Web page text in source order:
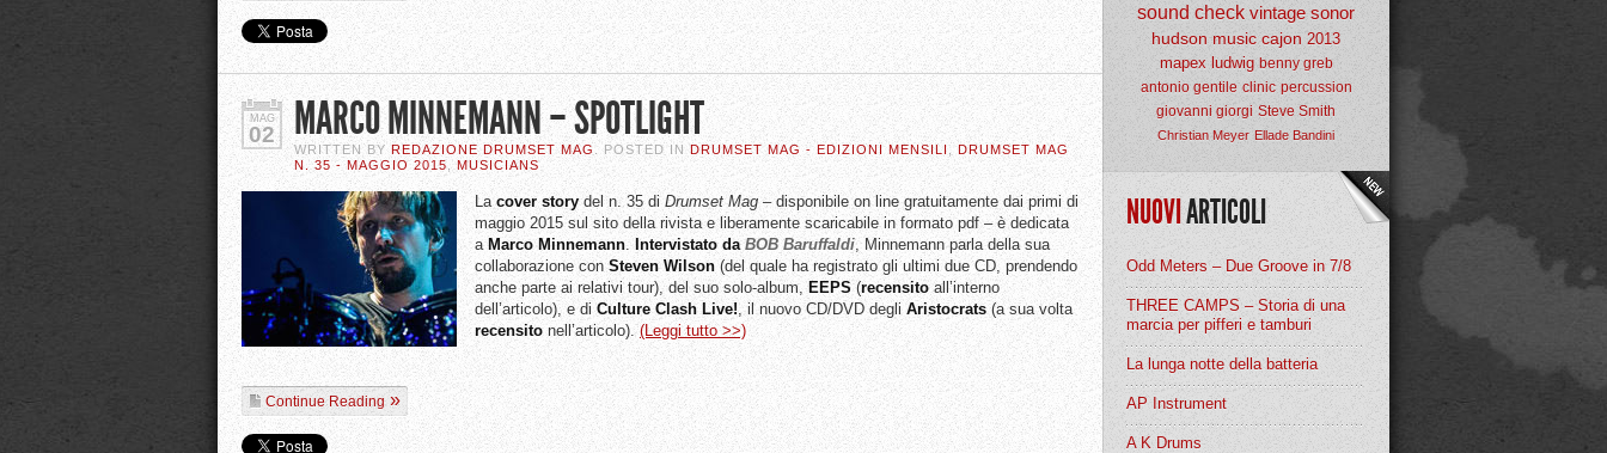
MAG
02 MARCO MINNEMANN – SPOTLIGHT
WRITTEN BY REDAZIONE DRUMSET MAG . POSTED INDRUMSET MAG - EDIZIONI MENSILI, DRUMSET MAG
N. 35 - MAGGIO 2015 , MUSICIANS
La cover storydel n. 35 di Drumset Mag – disponibile on line gratuitamente dai primi di
maggio 2015 sul sito della rivista e liberamente scaricabile in formato pdf – è dedicata
a Marco Minnemann. Intervistato da BOB Baruffaldi, Minnemann parla della sua
collaborazione conSteven Wilson (del quale ha registrato gli ultimi due CD, prendendo
anche parte ai relativi tour), del suo solo-album,EEPS(recensito all’interno
dell’articolo), e diCulture Clash Live!, il nuovo CD/DVD degli Aristocrats (a sua volta
recensito nell’articolo).(Leggi tutto >>)
Continue Reading
sound check vintage sonor
hudson music cajon 2013
mapex ludwig benny greb
antonio gentile clinic percussion
giovanni giorgi Steve Smith
Christian Meyer Ellade Bandini
NUOVIARTICOLI
Odd Meters – Due Groove in 7/8
THREE CAMPS – Storia di una
marcia per pifferi e tamburi
La lunga notte della batteria
AP Instrument
A K Drums